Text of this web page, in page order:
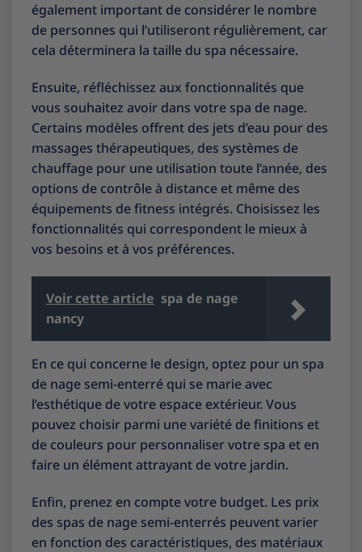
également important de considérer le nombre
de personnes qui l’utiliseront régulièrement, car
cela déterminera la taille du spa nécessaire.
Ensuite, réfléchissez aux fonctionnalités que
vous souhaitez avoir dans votre spa de nage.
Certains modèles offrent des jets d’eau pour des
massages thérapeutiques, des systèmes de
chauffage pour une utilisation toute l’année, des
options de contrôle à distance et même des
équipements de fitness intégrés. Choisissez les
fonctionnalités qui correspondent le mieux à
vos besoins et à vos préférences.
Voir cette article spa de nage
nancy
En ce qui concerne le design, optez pour un spa
de nage semi-enterré qui se marie avec
l’esthétique de votre espace extérieur. Vous
pouvez choisir parmi une variété de finitions et
de couleurs pour personnaliser votre spa et en
faire un élément attrayant de votre jardin.
Enfin, prenez en compte votre budget. Les prix
des spas de nage semi-enterrés peuvent varier
en fonction des caractéristiques, des matériaux